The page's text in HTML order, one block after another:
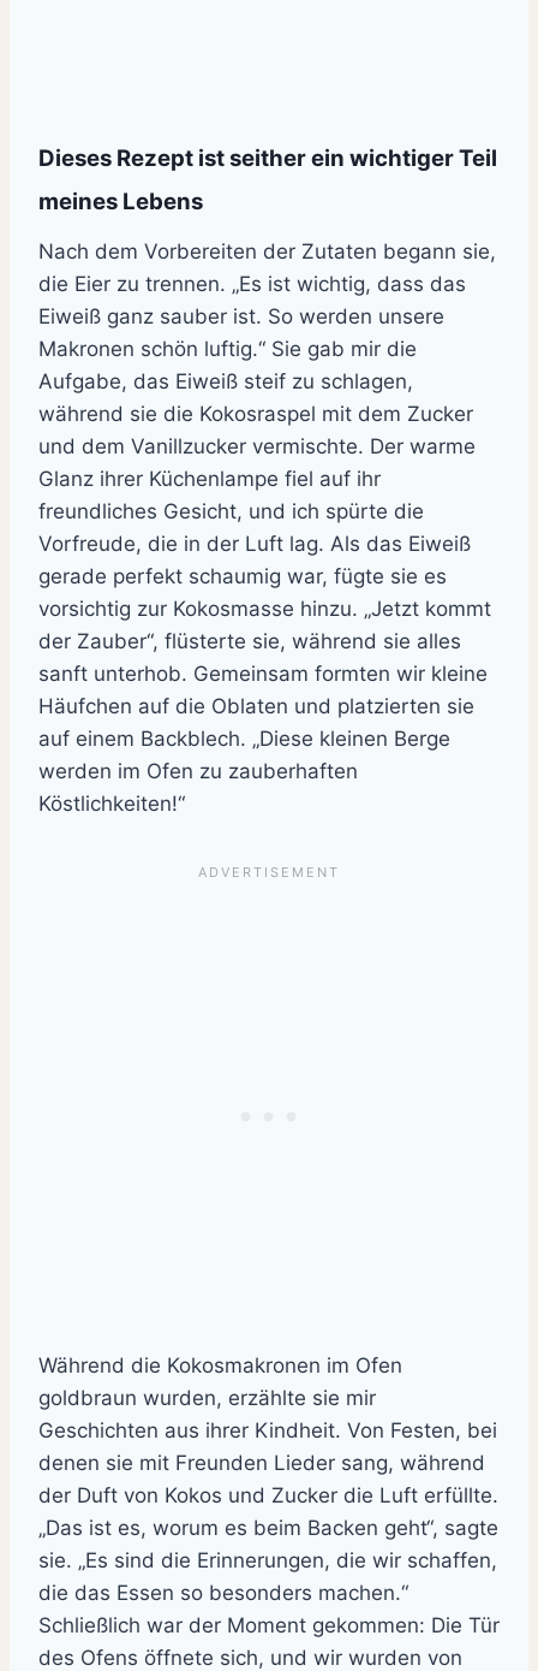
Dieses Rezept ist seither ein wichtiger Teil
meines Lebens
Nach dem Vorbereiten der Zutaten begann sie,
die Eier zu trennen. „Es ist wichtig, dass das
Eiweiß ganz sauber ist. So werden unsere
Makronen schön luftig.“ Sie gab mir die
Aufgabe, das Eiweiß steif zu schlagen,
während sie die Kokosraspel mit dem Zucker
und dem Vanillzucker vermischte. Der warme
Glanz ihrer Küchenlampe fiel auf ihr
freundliches Gesicht, und ich spürte die
Vorfreude, die in der Luft lag. Als das Eiweiß
gerade perfekt schaumig war, fügte sie es
vorsichtig zur Kokosmasse hinzu. „Jetzt kommt
der Zauber“, flüsterte sie, während sie alles
sanft unterhob. Gemeinsam formten wir kleine
Häufchen auf die Oblaten und platzierten sie
auf einem Backblech. „Diese kleinen Berge
werden im Ofen zu zauberhaften
Köstlichkeiten!“
Während die Kokosmakronen im Ofen
goldbraun wurden, erzählte sie mir
Geschichten aus ihrer Kindheit. Von Festen, bei
denen sie mit Freunden Lieder sang, während
der Duft von Kokos und Zucker die Luft erfüllte.
„Das ist es, worum es beim Backen geht“, sagte
sie. „Es sind die Erinnerungen, die wir schaffen,
die das Essen so besonders machen.“
Schließlich war der Moment gekommen: Die Tür
des Ofens öffnete sich, und wir wurden von